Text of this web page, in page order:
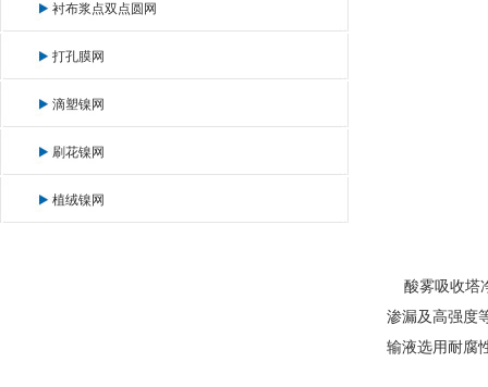
衬布浆点双点圆网
打孔膜网
滴塑镍网
刷花镍网
植绒镍网
酸雾吸收塔
渗漏及高强度
输液选用耐腐